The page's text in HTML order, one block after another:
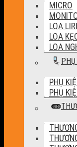
MICRO
LOA LIRI
LOA
LOA
PHỤ
PHỤ